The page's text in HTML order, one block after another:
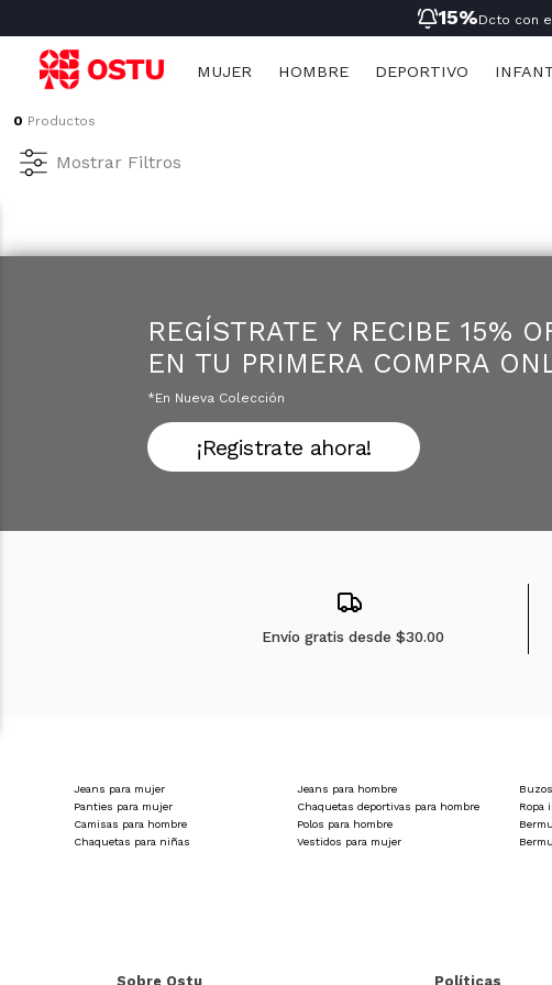
15%Dcto con
MUJER
Nueva Coleccion
Pijamas
HOMBRE
Nueva Coleccion
Pijamas
DEPORTIVO
Hombre
Niños
Hombre
Infantil
0 Productos
Mostrar Filtros
REGÍSTRATE Y RECIBE 15%
EN TU PRIMERA COMPRA
*en Nueva Colección
¡Registrate ahora!
Envío gratis desde$30.00
Jeans para mujer Jeans para hombre
Panties para mujer
Chaquetas deportivas para hombre Ropa
Camisas para hombre
Polos para hombre
Chaquetas para niñas
Vestidos para mujer
Sobre Ostu Políticas